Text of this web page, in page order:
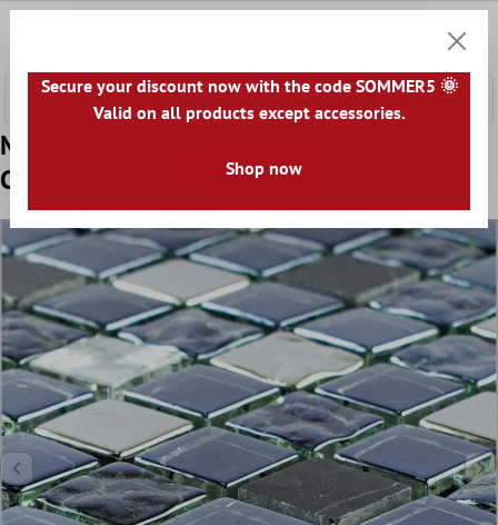
Muster von Glas Naturstein Mosaikfliese
Cooktown Schwarz Silber
Secure your discount now with the code SOMMER5 🌞
Valid on all products except accessories.
Shop now